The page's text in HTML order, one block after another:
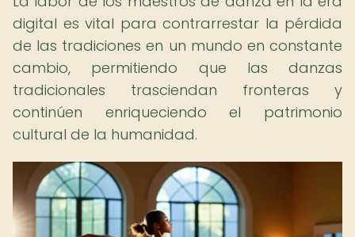
digital es vital para contrarrestar la pérdida
de las tradiciones en un mundo en constante
cambio, permitiendo que las danzas
tradicionales trasciendan fronteras y
continúen enriqueciendo el patrimonio
cultural de la humanidad.